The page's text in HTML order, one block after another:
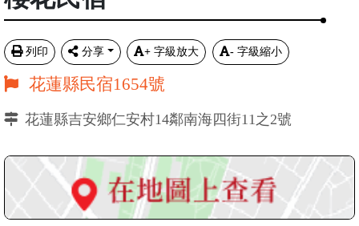
列印 分享 + 字級放大 - 字級縮小
花蓮縣民宿1654號
花蓮縣吉安鄉仁安村14鄰南海四街11之2號